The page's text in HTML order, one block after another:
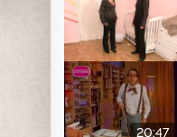
20:47